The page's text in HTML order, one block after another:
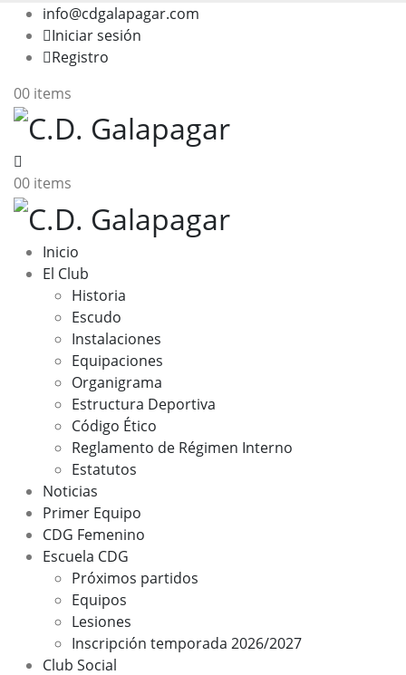
info@cdgalapagar.com
Iniciar sesión
Registro
00 items
00 items
Inicio
El Club
Historia
Escudo
Instalaciones
Equipaciones
Organigrama
Estructura Deportiva
Código Ético
Reglamento de Régimen Interno
Estatutos
Noticias
Primer Equipo
CDG Femenino
Escuela CDG
Próximos partidos
Equipos
Lesiones
Inscripción temporada 2026/2027
Club Social